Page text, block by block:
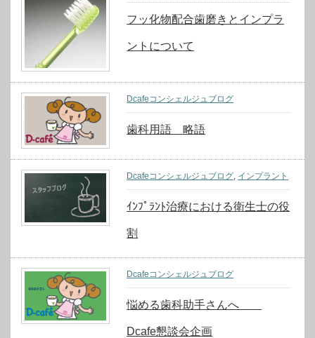
フッ化物配合歯磨きとインプラ
ントについて
Dcafeコンシェルジュブログ
歯科用語 略語
Dcafeコンシェルジュブログ, インプラント
ｲﾝﾌﾟﾗﾝﾄ治療における衛生士の役
割
Dcafeコンシェルジュブログ
悩める歯科助手さんへ
Dcafe懇談会企画